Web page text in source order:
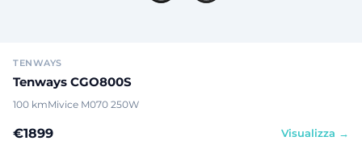
TENWAYS
Tenways CGO800S
100 kmMivice M070 250W
€1899 Visualizza →